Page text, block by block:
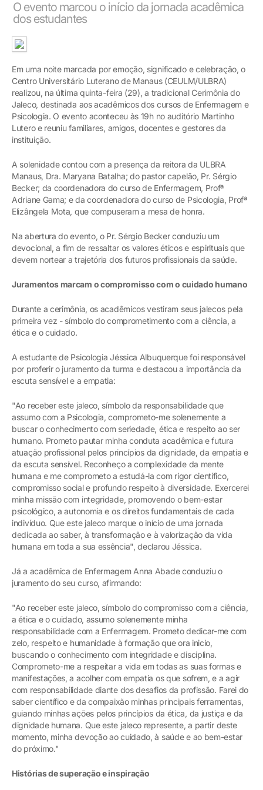
O evento marcou o início da jornada acadêmica
dos estudantes
Em uma noite marcada por emoção, significado e celebração, o
Centro Universitário Luterano de Manaus (CEULM/ULBRA)
realizou, na última quinta-feira (29), a tradicional Cerimônia do
Jaleco, destinada aos acadêmicos dos cursos de Enfermagem e
Psicologia. O evento aconteceu às 19h no auditório Martinho
Lutero e reuniu familiares, amigos, docentes e gestores da
instituição.
A solenidade contou com a presença da reitora da ULBRA
Manaus, Dra. Maryana Batalha; do pastor capelão, Pr. Sérgio
Becker; da coordenadora do curso de Enfermagem, Profª
Adriane Gama; e da coordenadora do curso de Psicologia, Profª
Elizângela Mota, que compuseram a mesa de honra.
Na abertura do evento, o Pr. Sérgio Becker conduziu um
devocional, a fim de ressaltar os valores éticos e espirituais que
devem nortear a trajetória dos futuros profissionais da saúde.
Juramentos marcam o compromisso com o cuidado humano
Durante a cerimônia, os acadêmicos vestiram seus jalecos pela
primeira vez - símbolo do comprometimento com a ciência, a
ética e o cuidado.
A estudante de Psicologia Jéssica Albuquerque foi responsável
por proferir o juramento da turma e destacou a importância da
escuta sensível e a empatia:
"Ao receber este jaleco, símbolo da responsabilidade que
assumo com a Psicologia, comprometo-me solenemente a
buscar o conhecimento com seriedade, ética e respeito ao ser
humano. Prometo pautar minha conduta acadêmica e futura
atuação profissional pelos princípios da dignidade, da empatia e
da escuta sensível. Reconheço a complexidade da mente
humana e me comprometo a estudá-la com rigor científico,
compromisso social e profundo respeito à diversidade. Exercerei
minha missão com integridade, promovendo o bem-estar
psicológico, a autonomia e os direitos fundamentais de cada
indivíduo. Que este jaleco marque o início de uma jornada
dedicada ao saber, à transformação e à valorização da vida
humana em toda a sua essência", declarou Jéssica.
Já a acadêmica de Enfermagem Anna Abade conduziu o
juramento do seu curso, afirmando:
"Ao receber este jaleco, símbolo do compromisso com a ciência,
a ética e o cuidado, assumo solenemente minha
responsabilidade com a Enfermagem. Prometo dedicar-me com
zelo, respeito e humanidade à formação que ora inicio,
buscando o conhecimento com integridade e disciplina.
Comprometo-me a respeitar a vida em todas as suas formas e
manifestações, a acolher com empatia os que sofrem, e a agir
com responsabilidade diante dos desafios da profissão. Farei do
saber científico e da compaixão minhas principais ferramentas,
guiando minhas ações pelos princípios da ética, da justiça e da
dignidade humana. Que este jaleco represente, a partir deste
momento, minha devoção ao cuidado, à saúde e ao bem-estar
do próximo."
Histórias de superação e inspiração